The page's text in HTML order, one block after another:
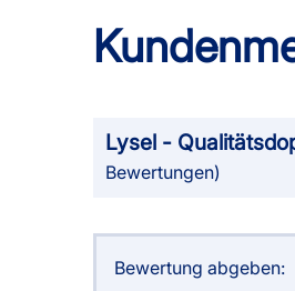
Lysel -
Bewertungen)
Bewertung abgeben: